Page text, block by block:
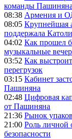
команды Пашиняна
08:38 Армения и
08:05 Крупнейшая
поддержала
04:02 Как прошел
музыкальные
03:52 Как
перегрузок
03:15 Кабинет
Пашиняна
02:48 Цифровая
от Пашиняна
21:36 Рынок
21:00 Роль личной
безопасности